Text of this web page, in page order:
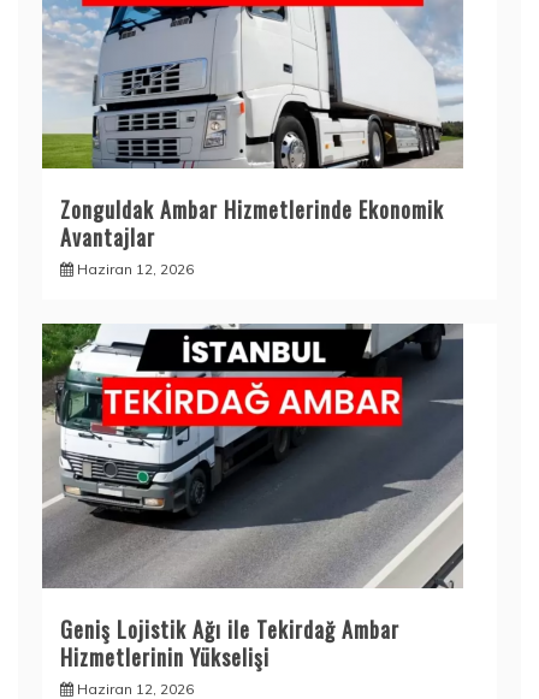
Zonguldak Ambar Hizmetlerinde Ekonomik
Avantajlar
Haziran 12, 2026
Geniş Lojistik Ağı ile Tekirdağ Ambar
Hizmetlerinin Yükselişi
Haziran 12, 2026